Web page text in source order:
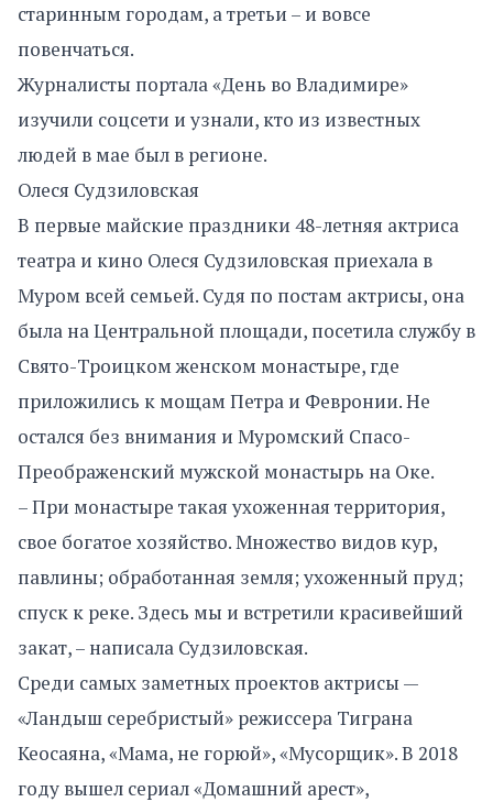
старинным городам, а третьи – и вовсе
повенчаться.
Журналисты портала «День во Владимире»
изучили соцсети и узнали, кто из известных
людей в мае был в регионе.
Олеся Судзиловская
В первые майские праздники 48-летняя актриса
театра и кино Олеся Судзиловская приехала в
Муром всей семьей. Судя по постам актрисы, она
была на Центральной площади, посетила службу в
Свято-Троицком женском монастыре, где
приложились к мощам Петра и Февронии. Не
остался без внимания и Муромский Спасо-
Преображенский мужской монастырь на Оке.
– При монастыре такая ухоженная территория,
свое богатое хозяйство. Множество видов кур,
павлины; обработанная земля; ухоженный пруд;
спуск к реке. Здесь мы и встретили красивейший
закат, – написала Судзиловская.
Среди самых заметных проектов актрисы —
«Ландыш серебристый» режиссера Тиграна
Кеосаяна, «Мама, не горюй», «Мусорщик». В 2018
году вышел сериал «Домашний арест»,